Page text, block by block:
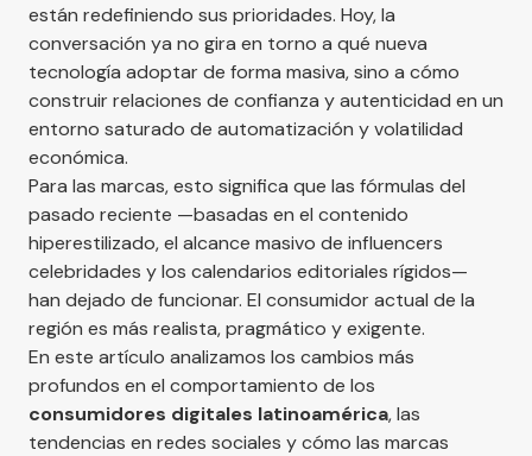
están redefiniendo sus prioridades. Hoy, la
conversación ya no gira en torno a qué nueva
tecnología adoptar de forma masiva, sino a cómo
construir relaciones de confianza y autenticidad en un
entorno saturado de automatización y volatilidad
económica.
Para las marcas, esto significa que las fórmulas del
pasado reciente —basadas en el contenido
hiperestilizado, el alcance masivo de influencers
celebridades y los calendarios editoriales rígidos—
han dejado de funcionar. El consumidor actual de la
región es más realista, pragmático y exigente.
En este artículo analizamos los cambios más
profundos en el comportamiento de los
consumidores digitales latinoamérica, las
tendencias en redes sociales y cómo las marcas